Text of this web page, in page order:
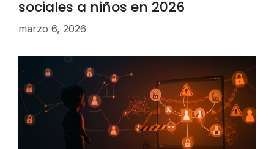
sociales a niños en 2026
marzo 6, 2026